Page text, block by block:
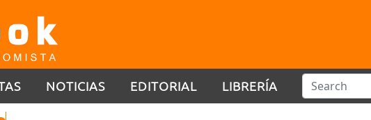
NOTICIAS EDITORIAL LIBRERÍA